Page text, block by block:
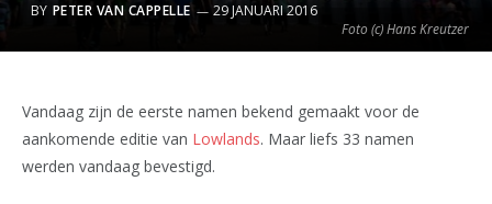
Foto (c) Hans Kreutzer
BY PETER VAN CAPPELLE 29 JANUARI 2016
Vandaag zijn de eerste namen bekend gemaakt voor de
aankomende editie van Lowlands. Maar liefs 33 namen
werden vandaag bevestigd.